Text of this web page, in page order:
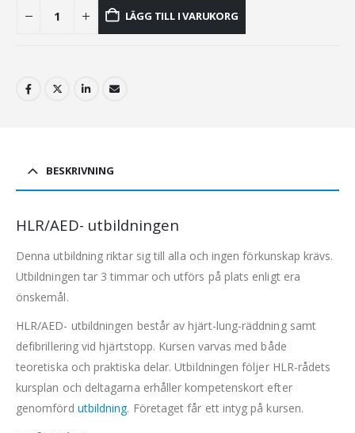
LÄGG TILL I VARUKORG
BESKRIVNING
HLR/AED- utbildningen
Denna utbildning riktar sig till alla och ingen förkunskap krävs.
Utbildningen tar 3 timmar och utförs på plats enligt era
önskemål.
HLR/AED- utbildningen består av hjärt-lung-räddning samt
defibrillering vid hjärtstopp. Kursen varvas med både
teoretiska och praktiska delar. Utbildningen följer HLR-rådets
kursplan och deltagarna erhåller kompetenskort efter
genomförd utbildning. Företaget får ett intyg på kursen.